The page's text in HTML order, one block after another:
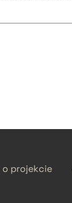
o projekcie